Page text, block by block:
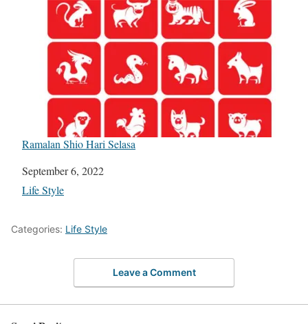
Ramalan Shio Hari Selasa
Date
September 6, 2022
In relation to
Life Style
Categories: Life Style
Leave a Comment